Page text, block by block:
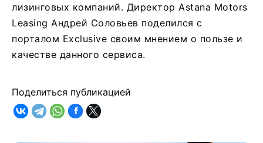
лизинговых компаний. Директор Astana Motors
Leasing Андрей Соловьев поделился с
порталом Exclusive своим мнением о пользе и
качестве данного сервиса.
Поделиться публикацией